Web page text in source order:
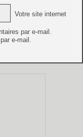
Votre site internet
par e-mail.
e-mail.